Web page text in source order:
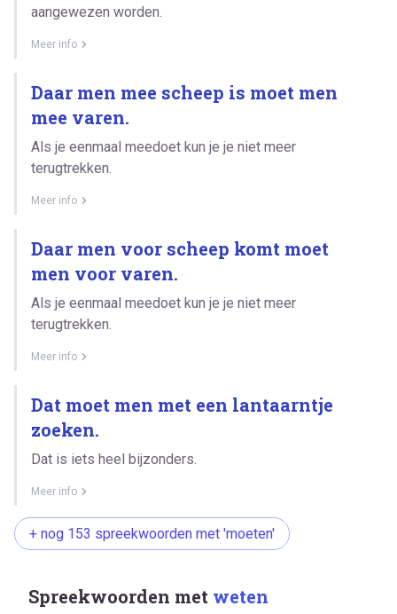
aangewezen worden.
Meer info
Daar men mee scheep is moet men
mee varen.
Als je eenmaal meedoet kun je je niet meer
terugtrekken.
Meer info
Daar men voor scheep komt moet
men voor varen.
Als je eenmaal meedoet kun je je niet meer
terugtrekken.
Meer info
Dat moet men met een lantaarntje
zoeken.
Dat is iets heel bijzonders.
Meer info
+ nog 153 spreekwoorden met 'moeten'
Spreekwoorden met weten